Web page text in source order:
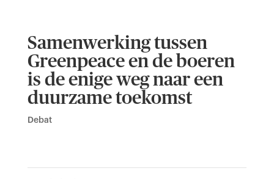
Samenwerking tussen
Greenpeace en de boeren
is de enige weg naar een
duurzame toekomst
Debat